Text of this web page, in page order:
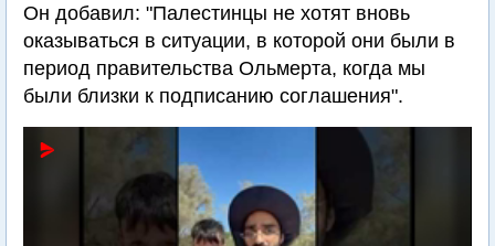
Он добавил: "Палестинцы не хотят вновь
оказываться в ситуации, в которой они были в
период правительства Ольмерта, когда мы
были близки к подписанию соглашения".